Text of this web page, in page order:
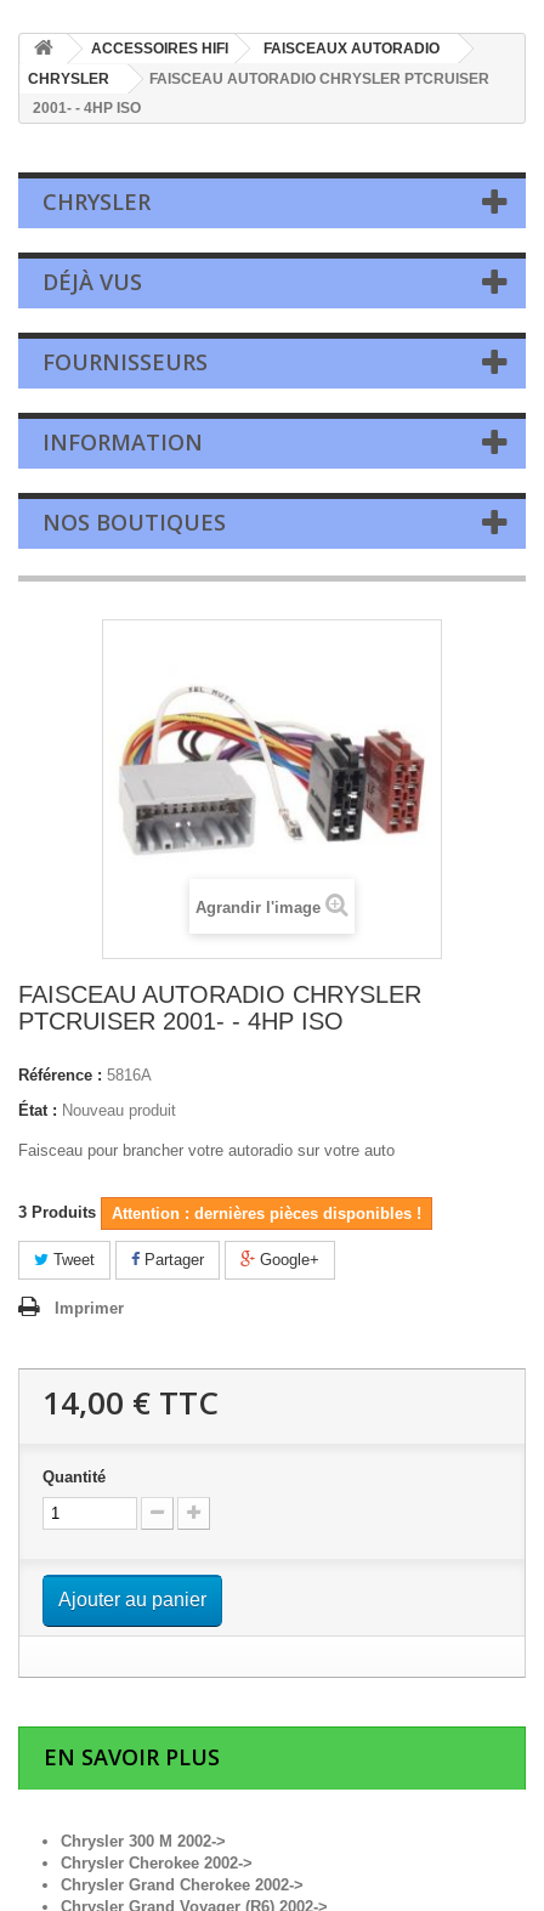
ACCESSOIRES HIFI
FAISCEAUX AUTORADIO
CHRYSLER
FAISCEAU AUTORADIO CHRYSLER PTCRUISER
2001- - 4HP ISO
CHRYSLER
DÉJÀ VUS
FOURNISSEURS
INFORMATION
NOS BOUTIQUES
Agrandir l'image
FAISCEAU AUTORADIO CHRYSLER
PTCRUISER 2001- - 4HP ISO
Référence : 5816A
État : Nouveau produit
Faisceau pour brancher votre autoradio sur votre auto
3 Produits Attention : dernières pièces disponibles !
Tweet Partager Google+
Imprimer
14,00 € TTC
Quantité
Ajouter au panier
EN SAVOIR PLUS
Chrysler 300 M 2002->
Chrysler Cherokee 2002->
Chrysler Grand Cherokee 2002->
Chrysler Grand Voyager (R6) 2002->